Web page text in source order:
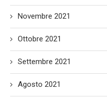
Novembre 2021
Ottobre 2021
Settembre 2021
Agosto 2021